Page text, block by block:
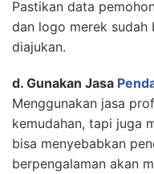
Pastikan data
dan logo merek sudah
diajukan.
d. Gunakan Jasa
Menggunakan jasa
kemudahan, tapi juga
bisa menyebabkan
berpengalaman akan